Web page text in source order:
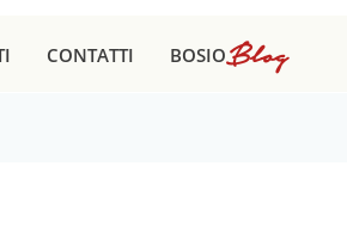
CONTATTI BOSIOBlog